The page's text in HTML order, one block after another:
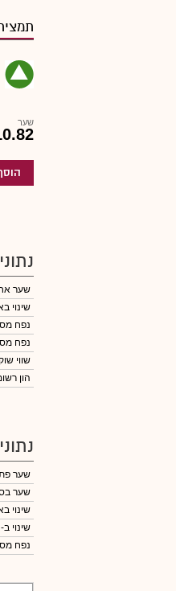
שער
שער
שינוי
נפח
נפח
שווי
הון
שער
שער
שינוי
שינוי
נפח